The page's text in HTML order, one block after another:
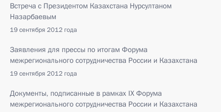
Встреча с Президентом Казахстана Нурсултаном
Назарбаевым
19 сентября 2012 года
Заявления для прессы по итогам Форума
межрегионального сотрудничества России и Казахстана
19 сентября 2012 года
Документы, подписанные в рамках IX Форума
межрегионального сотрудничества России и Казахстана